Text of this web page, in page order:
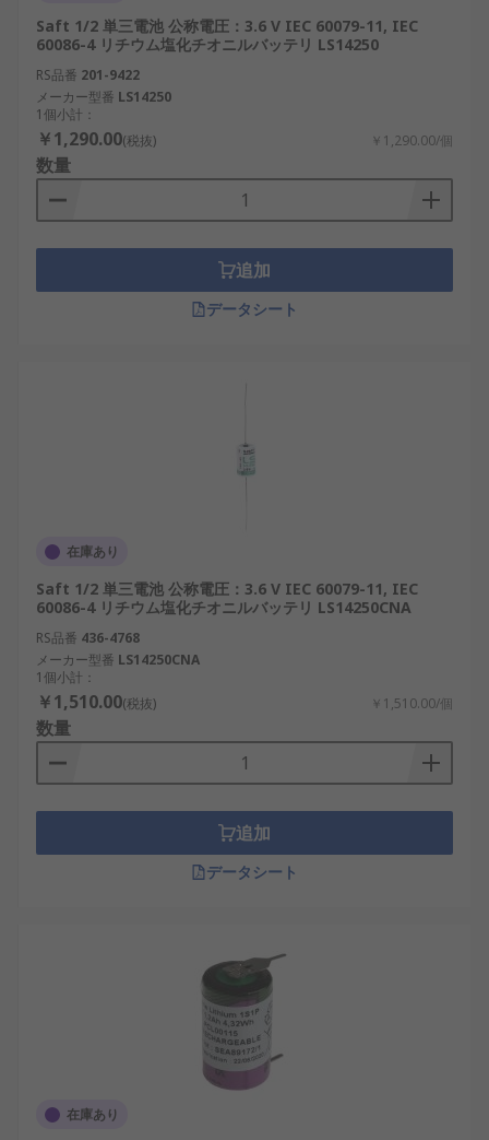
Tadiran：超長寿命を誇るリチウム電池を中心
に、過酷な環境向けに強み。
マクセル：日本国内の電子機器分野で多数採
用されるブランド。
日立マクセル：長期信頼性を重視した日本の
老舗メーカーで、産業用途にも適応。
特殊サイズ乾電池は、さまざまなシーンで不可欠な
ギー、医療、輸送、IoTといった分野において、よ
り高機能でコンパクトな機器の登場とともに、その
ニーズは今後も増加すると考えられます。
RSは、日本全国で使用される特殊サイズ乾電池の世
界的なサプライヤーとして認知されています。当社
ロジェクトまで対応する幅広い特殊サイズ乾電池を
卸売価格で取り扱っています。おすすめ品や交換部
品も低価格でご用意しています。配送については、
配送ページをご確認ください。
Saft 1/2 単三電池 公称電圧：3.6 V IEC 60079-11, IEC
60086-4 リチウム塩化チオニルバッテリ LS14250
RS品番 201-9422
メーカー型番 LS14250
1個小計：
￥1,290.00(税抜) ￥1,290.00/個
数量
追加
データシート
在庫あり
Saft 1/2 単三電池 公称電圧：3.6 V IEC 60079-11, IEC
60086-4 リチウム塩化チオニルバッテリ LS14250CNA
RS品番 436-4768
メーカー型番 LS14250CNA
1個小計：
￥1,510.00(税抜) ￥1,510.00/個
数量
追加
データシート
在庫あり